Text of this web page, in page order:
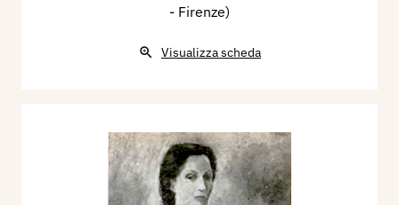
- Firenze)
Visualizza scheda